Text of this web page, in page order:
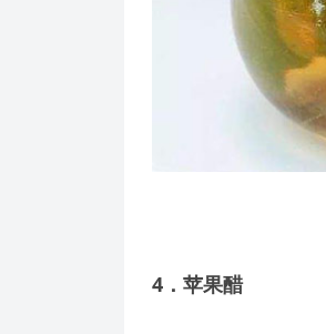
4 ．苹果醋